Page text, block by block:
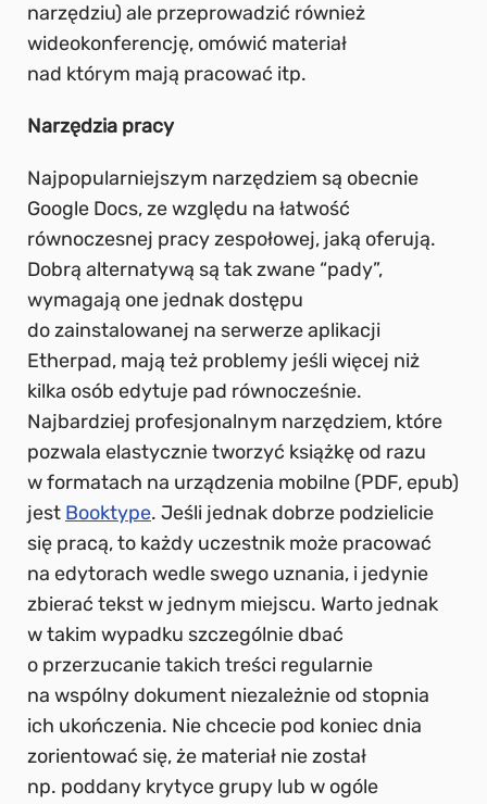
narzędziu) ale przeprowadzić również
wideokonferencję, omówić materiał
nad którym mają pracować itp.
Narzędzia pracy
Najpopularniejszym narzędziem są obecnie
Google Docs, ze względu na łatwość
równoczesnej pracy zespołowej, jaką oferują.
Dobrą alternatywą są tak zwane “pady”,
wymagają one jednak dostępu
do zainstalowanej na serwerze aplikacji
Etherpad, mają też problemy jeśli więcej niż
kilka osób edytuje pad równocześnie.
Najbardziej profesjonalnym narzędziem, które
pozwala elastycznie tworzyć książkę od razu
w formatach na urządzenia mobilne (PDF, epub)
jest Booktype. Jeśli jednak dobrze podzielicie
się pracą, to każdy uczestnik może pracować
na edytorach wedle swego uznania, i jedynie
zbierać tekst w jednym miejscu. Warto jednak
w takim wypadku szczególnie dbać
o przerzucanie takich treści regularnie
na wspólny dokument niezależnie od stopnia
ich ukończenia. Nie chcecie pod koniec dnia
zorientować się, że materiał nie został
np. poddany krytyce grupy lub w ogóle